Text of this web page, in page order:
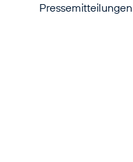
Pressemitteilungen